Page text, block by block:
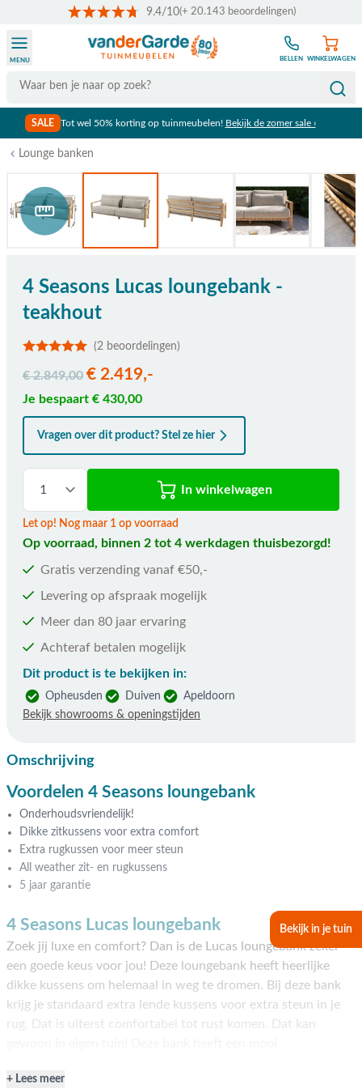
9.4/10(+ 20.143 beoordelingen)
Search
MENU BELLEN WINKELWAGEN
SALE Tot wel 50% korting op tuinmeubelen! Bekijk de zomer sale ›
Bekijk in je tuin
Lounge banken
Bekijk afmetingen
4 Seasons Lucas loungebank -
teakhout
(2 beoordelingen)
€ 2.849,00 € 2.419,-
Je bespaart € 430,00
Vragen over dit product? Stel ze hier
In winkelwagen
Let op! Nog maar 1 op voorraad
Op voorraad, binnen 2 tot 4 werkdagen thuisbezorgd!
Gratis verzending vanaf €50,-
Levering op afspraak mogelijk
Meer dan 80 jaar ervaring
Achteraf betalen mogelijk
Dit product is te bekijken in:
Opheusden Duiven
Apeldoorn
Bekijk showrooms & openingstijden
Omschrijving
Voordelen 4 Seasons loungebank
Onderhoudsvriendelijk!
Dikke zitkussens voor extra comfort
Extra rugkussen voor meer steun
All weather zit- en rugkussens
5 jaar garantie
4 Seasons Lucas loungebank
Zoek jij luxe en comfort? Dan is de Lucas loungebank zeker
een goede keus voor jou! Deze loungebank heeft heerlijke
dikke kussens om helemaal in weg te dromen. Bij deze bank
krijg je standaard extra lende kussens voor extra steun in je
rug. Dat is uiterst comfortabel tot rust komen. Dat kan
deze bank zeker niet misstaan in jouw tuin! Bestellen kan
Lees meer